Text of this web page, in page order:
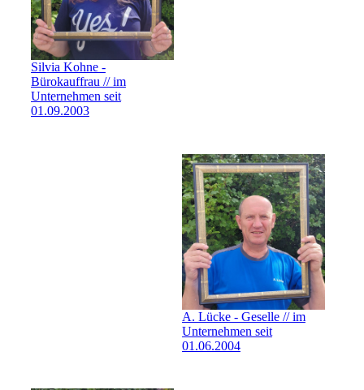
Silvia Kohne -
Bürokauffrau // im
Unternehmen seit
01.09.2003
A. Lücke - Geselle // im
Unternehmen seit
01.06.2004